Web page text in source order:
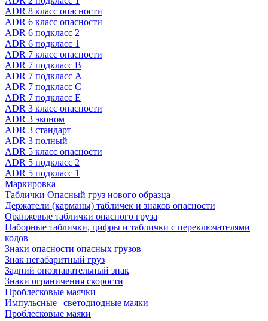
ADR 8 класс опасности
ADR 6 класс опасности
ADR 6 подкласс 2
ADR 6 подкласс 1
ADR 7 класс опасности
ADR 7 подкласс B
ADR 7 подкласс A
ADR 7 подкласс C
ADR 7 подкласс E
ADR 3 класс опасности
ADR 3 эконом
ADR 3 стандарт
ADR 3 полный
ADR 5 класс опасности
ADR 5 подкласс 2
ADR 5 подкласс 1
Маркировка
Таблички Опасный груз нового образца
Держатели (карманы) табличек и знаков опасности
Оранжевые таблички опасного груза
Наборные таблички, цифры и таблички с переключателями
кодов
Знаки опасности опасных грузов
Знак негабаритный груз
Задний опознавательный знак
Знаки ограничения скорости
Проблесковые маячки
Импульсные | светодиодные маяки
Проблесковые маяки